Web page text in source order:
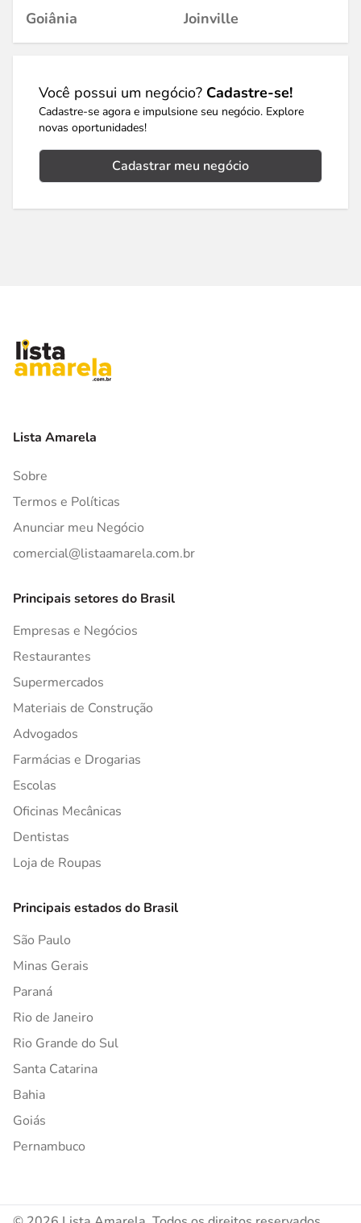
Goiânia
Joinville
Você possui um negócio? Cadastre-se!
Cadastre-se agora e impulsione seu negócio. Explore
novas oportunidades!
Cadastrar meu negócio
Lista Amarela
Sobre
Termos e Políticas
Anunciar meu Negócio
comercial@listaamarela.com.br
Principais setores do Brasil
Empresas e Negócios
Restaurantes
Supermercados
Materiais de Construção
Advogados
Farmácias e Drogarias
Escolas
Oficinas Mecânicas
Dentistas
Loja de Roupas
Principais estados do Brasil
São Paulo
Minas Gerais
Paraná
Rio de Janeiro
Rio Grande do Sul
Santa Catarina
Bahia
Goiás
Pernambuco